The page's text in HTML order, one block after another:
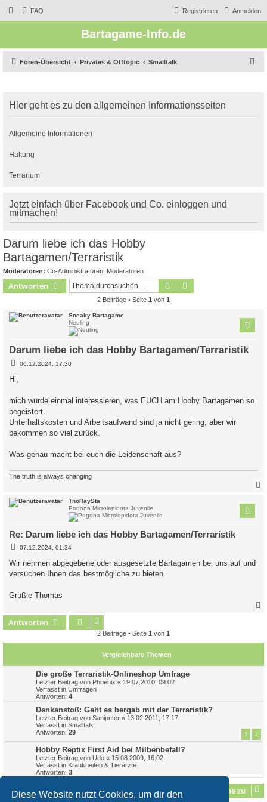
Diese Website nutzt Cookies, um dir den
FAQ Anmelden
Registrieren
Bartagame-Info.de
Foren-Übersicht Privates & Offtopic Smalltalk
e
Hier geht es zu den allgemeinen Informationsseiten
Allgemeine Informationen
Haltung
Terrarium
Jetzt einfach über Facebook und Co. einloggen und
mitmachen!
Darum liebe ich das Hobby
Bartagamen/Terraristik
Moderatoren: Co-Administratoren Moderatoren
Antworten Suche
2 Beiträge • Seite 1 von 1
Sneaky Bartagame
Neuling
Darum liebe ich das Hobby Bartagamen/Terraristik
B
t
g
06.12.2024, 17:30
Hi,
mich würde einmal interessieren, was EUCH am Hobby Bartagamen so
begeistert.
Unterhaltskosten und Arbeitsaufwand sind ja nicht gering, aber wir
bekommen so viel zurück.
Was genau macht bei euch die Leidenschaft aus?
The truth is always changing
ThoRaySta
Pogona Microlepidota Juvenile
Re: Darum liebe ich das Hobby Bartagamen/Terraristik
B
t
r
07.12.2024, 01:34
Wir nehmen abgegebene oder ausgesetzte Bartagamen bei uns auf und
versuchen Ihnen das bestmögliche zu bieten.
Grüßle Thomas
Antworten
2 Beiträge • Seite 1 von 1
Vergleichbare Themen
Die große Terraristik-Onlineshop Umfrage
Letzter Beitrag von Phoenix « 19.07.2010, 09:02
Verfasst in Umfragen
Antworten: 4
Denkanstoß: Geht es bergab mit der Terraristik?
Letzter Beitrag von Sanipeter « 13.02.2011, 17:17
Verfasst in Smalltalk
Antworten: 29 1 2
Hobby Reptix First Aid bei Milbenbefall?
Letzter Beitrag von Udo « 15.08.2009, 16:02
Verfasst in Krankheiten & Tierärzte
Antworten: 3
Gehe zu